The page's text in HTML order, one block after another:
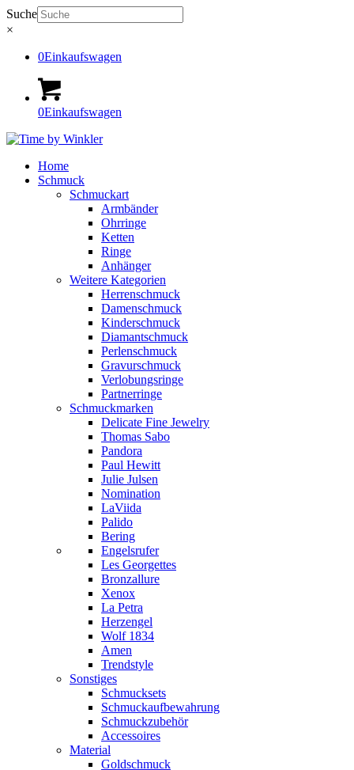
Suche
×
0Einkaufswagen
0Einkaufswagen
Home
Schmuck
Schmuckart
Armbänder
Ohrringe
Ketten
Ringe
Anhänger
Weitere Kategorien
Herrenschmuck
Damenschmuck
Kinderschmuck
Diamantschmuck
Perlenschmuck
Gravurschmuck
Verlobungsringe
Partnerringe
Schmuckmarken
Delicate Fine Jewelry
Thomas Sabo
Pandora
Paul Hewitt
Julie Julsen
Nomination
LaViida
Palido
Bering
Engelsrufer
Les Georgettes
Bronzallure
Xenox
La Petra
Herzengel
Wolf 1834
Amen
Trendstyle
Sonstiges
Schmucksets
Schmuckaufbewahrung
Schmuckzubehör
Accessoires
Material
Goldschmuck